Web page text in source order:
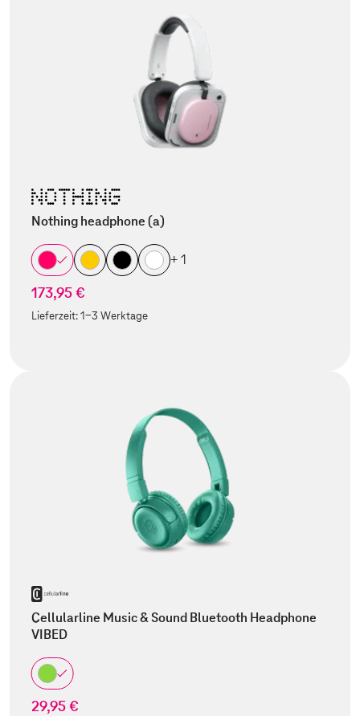
Nothing headphone (a)
+ 1
173,95 €
Lieferzeit:1-3 Werktage
Cellularline Music & Sound Bluetooth Headphone
VIBED
29,95 €